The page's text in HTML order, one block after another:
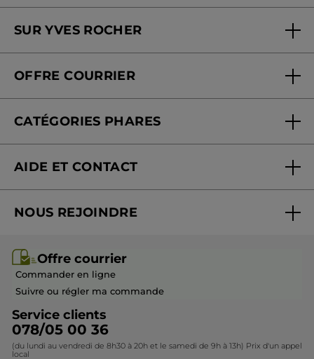
Soins en institut
SUR YVES ROCHER
Nos engagements
Blog Act Beautiful
OFFRE COURRIER
CATÉGORIES PHARES
Promotions
Idées cadeaux
Collection de Noël
AIDE ET CONTACT
Mes cadeaux
Questions & Réponses
Contactez-nous
NOUS REJOINDRE
Devenir franchisé ou gérant
Offre courrier
Commander en ligne
Suivre ou régler ma commande
Service clients
078/05 00 36
(du lundi au vendredi de 8h30 à 20h et le samedi de 9h à 13h) Prix d'un appel
local